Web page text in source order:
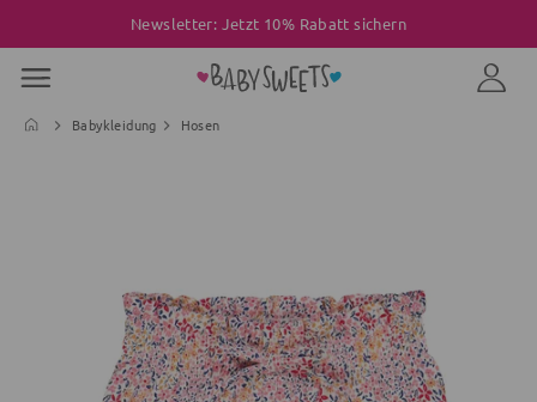
Newsletter: Jetzt 10% Rabatt sichern
Babykleidung Hosen